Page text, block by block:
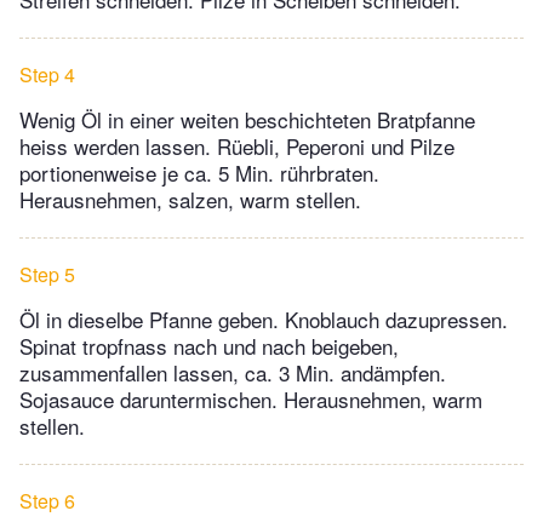
Step 4
Wenig Öl in einer weiten beschichteten Bratpfanne
heiss werden lassen. Rüebli, Peperoni und Pilze
portionenweise je ca. 5 Min. rührbraten.
Herausnehmen, salzen, warm stellen.
Step 5
Öl in dieselbe Pfanne geben. Knoblauch dazupressen.
Spinat tropfnass nach und nach beigeben,
zusammenfallen lassen, ca. 3 Min. andämpfen.
Sojasauce daruntermischen. Herausnehmen, warm
stellen.
Step 6